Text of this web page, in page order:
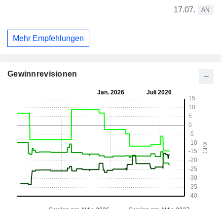
17.07.
AN
Mehr Empfehlungen
Gewinnrevisionen